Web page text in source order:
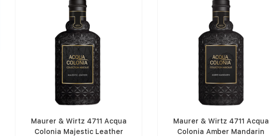
Maurer & Wirtz 4711 Acqua
Colonia Majestic Leather
Maurer & Wirtz 4711 Acqua
Colonia Amber Mandarin